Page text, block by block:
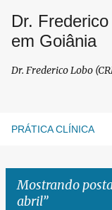
Dr.
em Goiânia
Dr. Frederico Lobo
PRÁTICA CLÍNICA
Mostrando
abril